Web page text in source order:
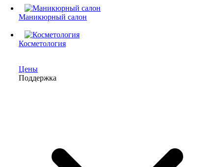
Маникюрный салон
Косметология
Цены
Поддержка